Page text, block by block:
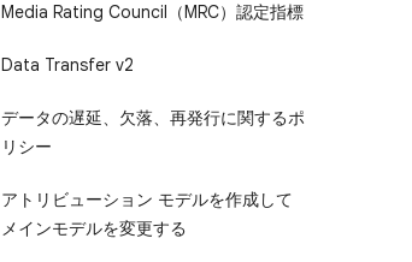
Media Rating Council（MRC）認定指標
Data Transfer v2
データの遅延、欠落、再発行に関するポ
リシー
アトリビューション モデルを作成して
メインモデルを変更する